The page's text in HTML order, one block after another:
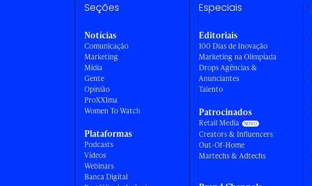
Seções
Notícias
Comunicação
Marketing
Mídia
Gente
Opinião
ProXXIma
Women To Watch
Plataformas
Podcasts
Vídeos
Webinars
Banca Digital
Especiais
Editoriais
100 Dias de Inovação
Marketing na Olimpíada
Drops Agências &
Anunciantes
Talento
Patrocinados
Retail Media
Creators & Influencers
Out-Of-Home
Martechs & Adtechs